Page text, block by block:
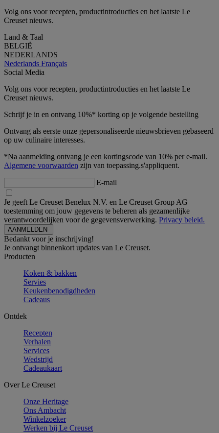
Volg ons voor recepten, productintroducties en het laatste Le
Creuset nieuws.
Land & Taal
BELGIË
NEDERLANDS
Nederlands Français
Social Media
Volg ons voor recepten, productintroducties en het laatste Le
Creuset nieuws.
Schrijf je in en ontvang 10%* korting op je volgende bestelling
Ontvang als eerste onze gepersonaliseerde nieuwsbrieven gebaseerd
op uw culinaire interesses.
*Na aanmelding ontvang je een kortingscode van 10% per e-mail.
Algemene voorwaarden zijn van toepassing.s'appliquent.
E-mail
Je geeft Le Creuset Benelux N.V. en Le Creuset Group AG
toestemming om jouw gegevens te beheren als gezamenlijke
verantwoordelijken voor de gegevensverwerking. Privacy beleid.
Bedankt voor je inschrijving!
Je ontvangt binnenkort updates van Le Creuset.
Producten
Koken & bakken
Servies
Keukenbenodigdheden
Cadeaus
Ontdek
Recepten
Verhalen
Services
Wedstrijd
Cadeaukaart
Over Le Creuset
Onze Heritage
Ons Ambacht
Winkelzoeker
Werken bij Le Creuset